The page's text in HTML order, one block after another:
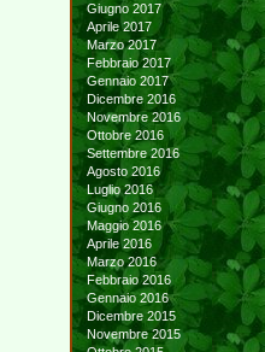
Giugno 2017
Aprile 2017
Marzo 2017
Febbraio 2017
Gennaio 2017
Dicembre 2016
Novembre 2016
Ottobre 2016
Settembre 2016
Agosto 2016
Luglio 2016
Giugno 2016
Maggio 2016
Aprile 2016
Marzo 2016
Febbraio 2016
Gennaio 2016
Dicembre 2015
Novembre 2015